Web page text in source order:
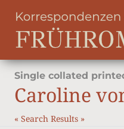
Single collated
Caroline
« Search Results »